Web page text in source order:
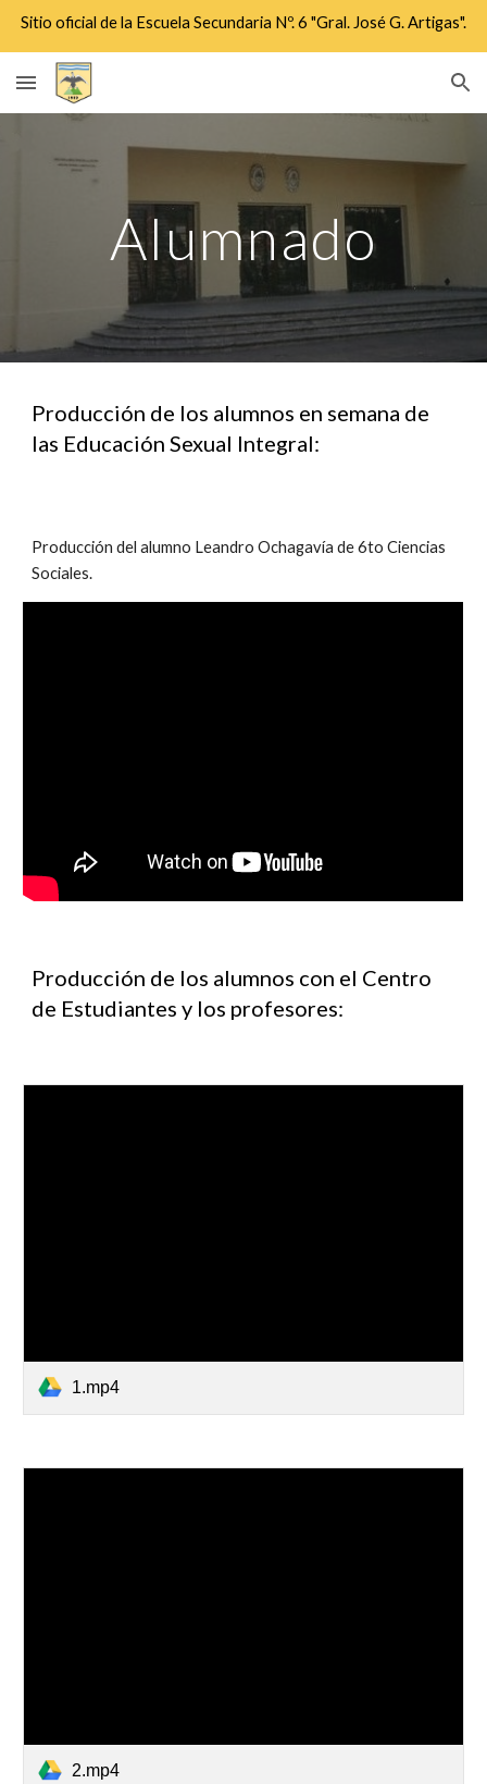
Sitio oficial de la Escuela Secundaria Nº. 6 "Gral. José G. Artigas".
Alumnado
Producción de los alumnos en semana de
las Educación Sexual Integral:
Producción del alumno Leandro Ochagavía de 6to Ciencias
Sociales.
Producción de los alumnos con el Centro
de Estudiantes y los profesores:
1.mp4
2.mp4